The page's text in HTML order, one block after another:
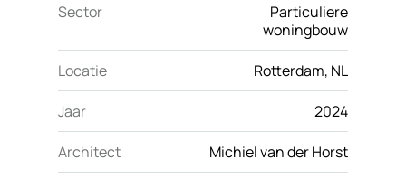
Sector
Particuliere
woningbouw
Locatie Rotterdam, NL
Jaar 2024
Architect Michiel van der Horst